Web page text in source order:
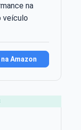
na
veículo
Amazon